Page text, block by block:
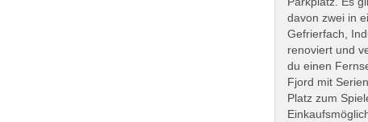
davon zwei in
Gefrierfach,
renoviert und
du einen
Fjord mit
Platz zum